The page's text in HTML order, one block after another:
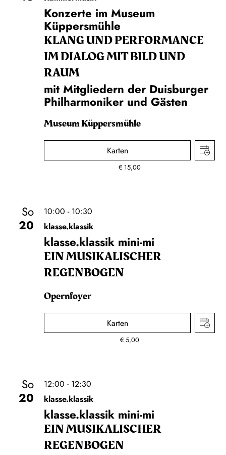
Konzerte im Museum
Küppersmühle
KLANG UND PERFORMANCE
IM DIALOG MIT BILD UND
RAUM
mit Mitgliedern der Duisburger
Philharmoniker und Gästen
Museum Küppersmühle
Karten
€ 15,00
So
20
10:00 - 10:30
klasse.klassik
klasse.klassik mini-mi
EIN MUSIKALISCHER
REGENBOGEN
Opernfoyer
Karten
€ 5,00
So
20
12:00 - 12:30
klasse.klassik
klasse.klassik mini-mi
EIN MUSIKALISCHER
REGENBOGEN